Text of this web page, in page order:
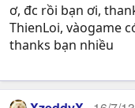
ơ, đc rồi bạn ơi,
ThienLoi, vàogame
thanks bạn nhiều